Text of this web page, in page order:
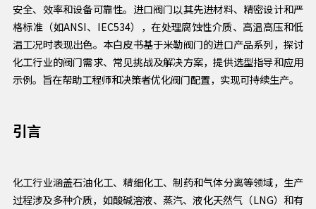
安全、效率和设备可靠性。进口阀门以其先进材料、精密设计和严
格标准（如ANSI、IEC534），在处理腐蚀性介质、高温高压和低
温工况时表现出色。本白皮书基于米勒阀门的进口产品系列，探讨
化工行业的阀门需求、常见挑战及解决方案，提供选型指导和应用
示例。旨在帮助工程师和决策者优化阀门配置，实现可持续生产。
引言
化工行业涵盖石油化工、精细化工、制药和气体分离等领域，生产
过程涉及多种介质，如酸碱溶液、蒸汽、液化天然气（LNG）和有